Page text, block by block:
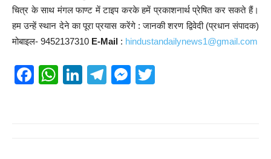
चित्र के साथ मंगल फाण्ट में टाइप करके हमें प्रकाशनार्थ प्रेषित कर सकते हैं।
हम उन्हें स्थान देने का पूरा प्रयास करेंगे : जानकी शरण द्विवेदी (प्रधान संपादक)
मोबाइल- 9452137310 E-Mail : hindustandailynews1@gmail.com
F
W Li
T
M